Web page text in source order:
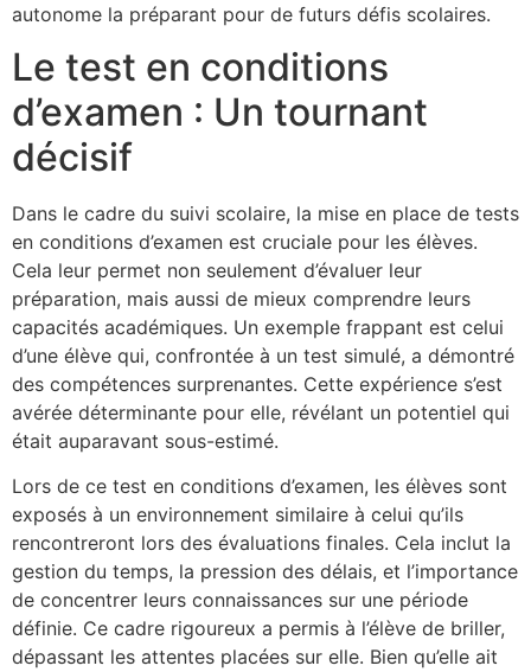
autonome la préparant pour de futurs défis scolaires.
Le test en conditions
d’examen : Un tournant
décisif
Dans le cadre du suivi scolaire, la mise en place de tests
en conditions d’examen est cruciale pour les élèves.
Cela leur permet non seulement d’évaluer leur
préparation, mais aussi de mieux comprendre leurs
capacités académiques. Un exemple frappant est celui
d’une élève qui, confrontée à un test simulé, a démontré
des compétences surprenantes. Cette expérience s’est
avérée déterminante pour elle, révélant un potentiel qui
était auparavant sous-estimé.
Lors de ce test en conditions d’examen, les élèves sont
exposés à un environnement similaire à celui qu’ils
rencontreront lors des évaluations finales. Cela inclut la
gestion du temps, la pression des délais, et l’importance
de concentrer leurs connaissances sur une période
définie. Ce cadre rigoureux a permis à l’élève de briller,
dépassant les attentes placées sur elle. Bien qu’elle ait